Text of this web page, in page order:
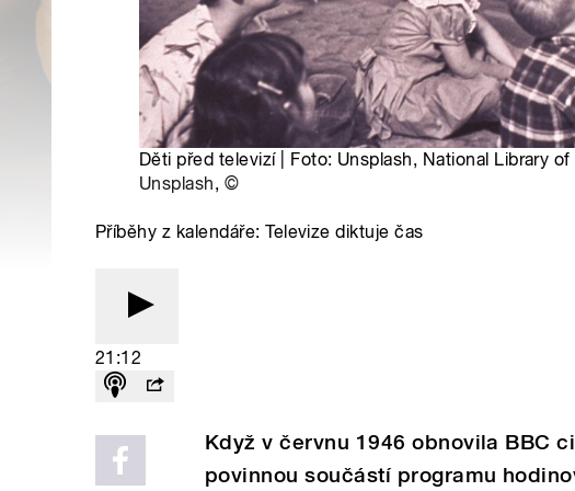
Děti před televizí | Foto: Unsplash, National Library
Unsplash, ©
Příběhy z kalendáře: Televize diktuje čas
21:12
Když v červnu 1946 obnovila BBC
povinnou součástí programu